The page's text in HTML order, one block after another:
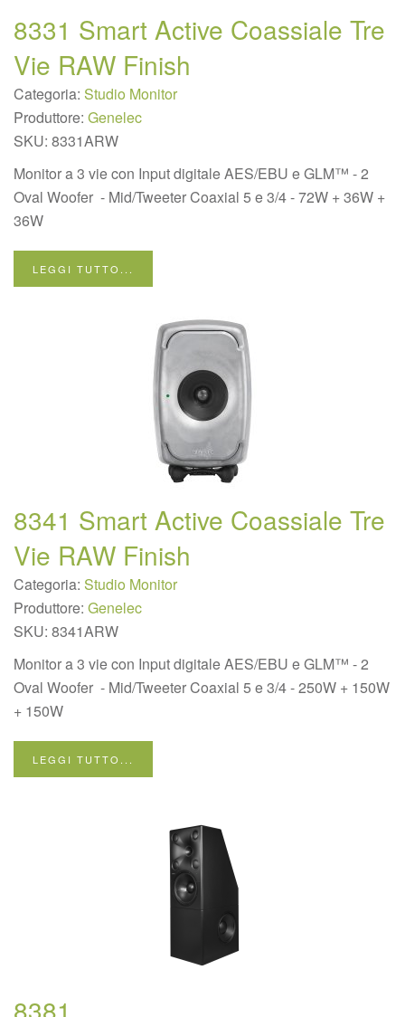
8331 Smart Active Coassiale Tre
Vie RAW Finish
Categoria: Studio Monitor
Produttore: Genelec
SKU: 8331ARW
Monitor a 3 vie con Input digitale AES/EBU e GLM™ - 2
Oval Woofer - Mid/Tweeter Coaxial 5 e 3/4 - 72W + 36W +
36W
LEGGI TUTTO...
8341 Smart Active Coassiale Tre
Vie RAW Finish
Categoria: Studio Monitor
Produttore: Genelec
SKU: 8341ARW
Monitor a 3 vie con Input digitale AES/EBU e GLM™ - 2
Oval Woofer - Mid/Tweeter Coaxial 5 e 3/4 - 250W + 150W
+ 150W
LEGGI TUTTO...
8381